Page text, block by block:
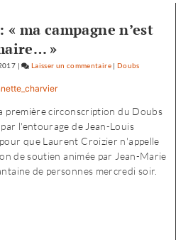
ma campagne n’est
»
| Laisser un commentaireon
:
«
ma
campagne
n’est
|Doubs
première circonscription du Doubs
l'entourage de Jean-Louis
que Laurent Croizier n'appelle
de soutien animée par Jean-Marie
de personnes mercredi soir.